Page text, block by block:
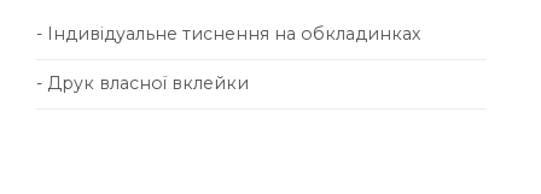
- Індивідуальне тиснення на обкладинках
- Друк власної вклейки